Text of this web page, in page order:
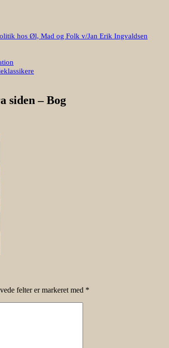
hos Øl, Mad og Folk v/Jan Erik Ingvaldsen
siden – Bog
felter er markeret med *